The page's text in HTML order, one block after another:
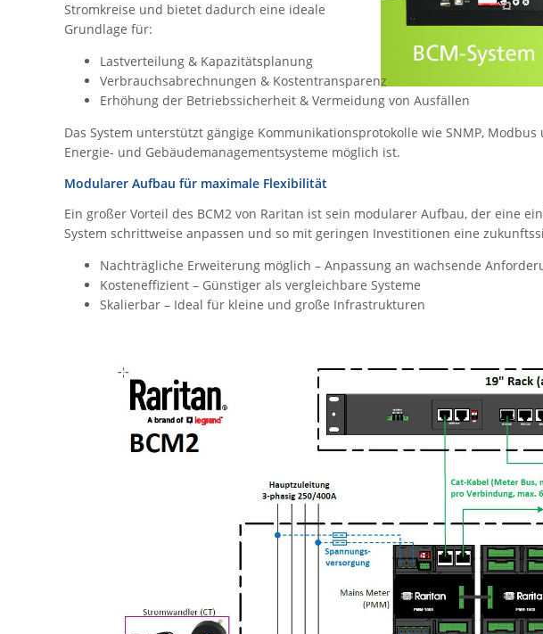
Stromkreise und bietet dadurch eine ideale
Grundlage für:
Lastverteilung & Kapazitätsplanung
Verbrauchsabrechnungen & Kostentransparenz
Erhöhung der Betriebssicherheit & Vermeidung von Ausfällen
Das System unterstützt gängige Kommunikationsprotokolle wie SNMP,
Energie- und Gebäudemanagementsysteme möglich ist.
Modularer Aufbau für maximale Flexibilität
Ein großer Vorteil des BCM2 von Raritan ist sein modularer Aufbau, der eine
System schrittweise anpassen und so mit geringen Investitionen eine
Nachträgliche Erweiterung möglich – Anpassung an wachsende
Kosteneffizient – Günstiger als vergleichbare Systeme
Skalierbar – Ideal für kleine und große Infrastrukturen